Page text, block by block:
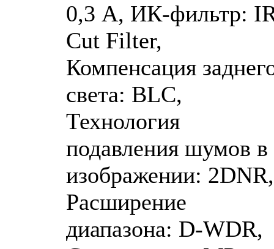
0,3 А, ИК-фильтр:
Cut Filter,
Компенсация
света: BLC,
Технология
подавления шумов в
изображении: 2DNR,
Расширение
диапазона: D-WDR,